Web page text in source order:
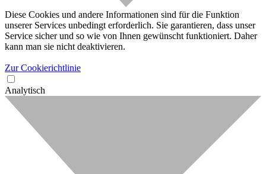
Diese Cookies und andere Informationen sind für die Funktion
unserer Services unbedingt erforderlich. Sie garantieren, dass unser
Service sicher und so wie von Ihnen gewünscht funktioniert. Daher
kann man sie nicht deaktivieren.
Zur Cookierichtlinie
Analytisch